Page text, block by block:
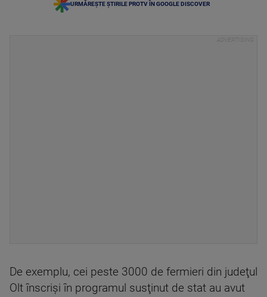
URMĂREȘTE ȘTIRILE PROTV ÎN GOOGLE DISCOVER
De exemplu, cei peste 3000 de fermieri din judeţul
Olt înscrişi în programul susţinut de stat au avut